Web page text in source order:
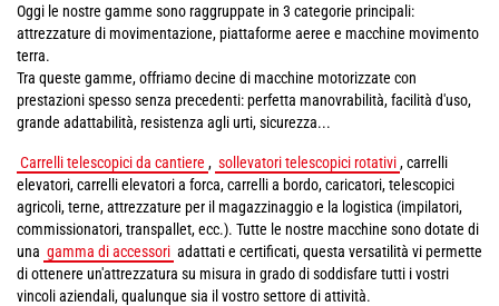
Oggi le nostre gamme sono raggruppate in 3 categorie principali:
attrezzature di movimentazione, piattaforme aeree e macchine movimento
terra.
Tra queste gamme, offriamo decine di macchine motorizzate con
prestazioni spesso senza precedenti: perfetta manovrabilità, facilità d'uso,
grande adattabilità, resistenza agli urti, sicurezza...
Carrelli telescopici da cantiere , sollevatori telescopici rotativi, carrelli
elevatori, carrelli elevatori a forca, carrelli a bordo, caricatori, telescopici
agricoli, terne, attrezzature per il magazzinaggio e la logistica (impilatori,
commissionatori, transpallet, ecc.). Tutte le nostre macchine sono dotate di
una gamma di accessori adattati e certificati, questa versatilità vi permette
di ottenere un'attrezzatura su misura in grado di soddisfare tutti i vostri
vincoli aziendali, qualunque sia il vostro settore di attività.